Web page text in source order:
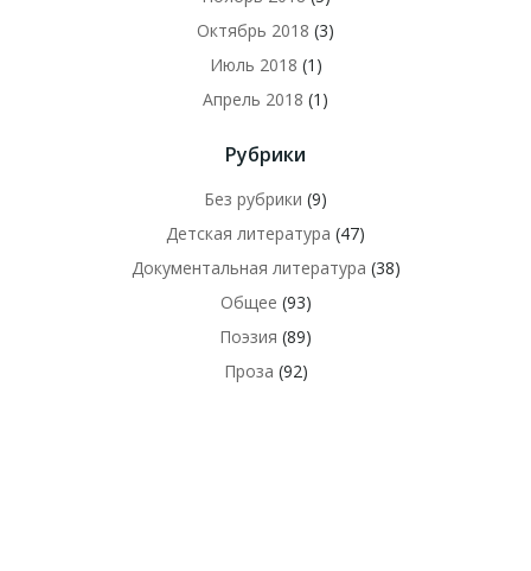
Октябрь 2018 (3)
Июль 2018 (1)
Апрель 2018 (1)
Рубрики
Без рубрики (9)
Детская литература (47)
Документальная литература (38)
Общее (93)
Поэзия (89)
Проза (92)